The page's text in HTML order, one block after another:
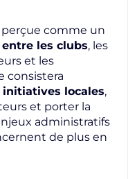
perçue comme un
les clubs, les
et les
consistera
initiatives locales,
et porter la
administratifs
de plus en